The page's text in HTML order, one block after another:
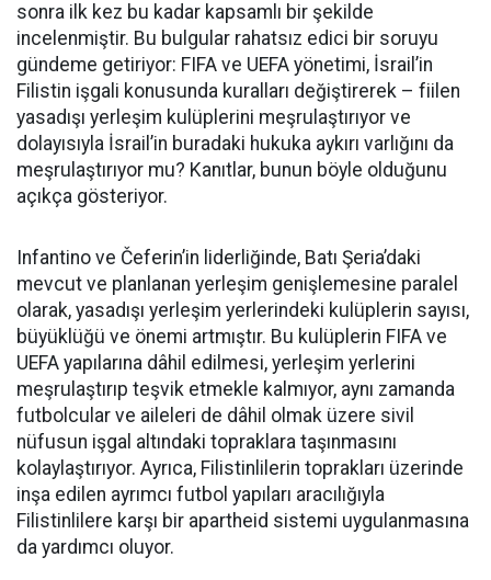
sonra ilk kez bu kadar kapsamlı bir şekilde
incelenmiştir. Bu bulgular rahatsız edici bir soruyu
gündeme getiriyor: FIFA ve UEFA yönetimi, İsrail’in
Filistin işgali konusunda kuralları değiştirerek – fiilen
yasadışı yerleşim kulüplerini meşrulaştırıyor ve
dolayısıyla İsrail’in buradaki hukuka aykırı varlığını da
meşrulaştırıyor mu? Kanıtlar, bunun böyle olduğunu
açıkça gösteriyor.
Infantino ve Čeferin’in liderliğinde, Batı Şeria’daki
mevcut ve planlanan yerleşim genişlemesine paralel
olarak, yasadışı yerleşim yerlerindeki kulüplerin sayısı,
büyüklüğü ve önemi artmıştır. Bu kulüplerin FIFA ve
UEFA yapılarına dâhil edilmesi, yerleşim yerlerini
meşrulaştırıp teşvik etmekle kalmıyor, aynı zamanda
futbolcular ve aileleri de dâhil olmak üzere sivil
nüfusun işgal altındaki topraklara taşınmasını
kolaylaştırıyor. Ayrıca, Filistinlilerin toprakları üzerinde
inşa edilen ayrımcı futbol yapıları aracılığıyla
Filistinlilere karşı bir apartheid sistemi uygulanmasına
da yardımcı oluyor.